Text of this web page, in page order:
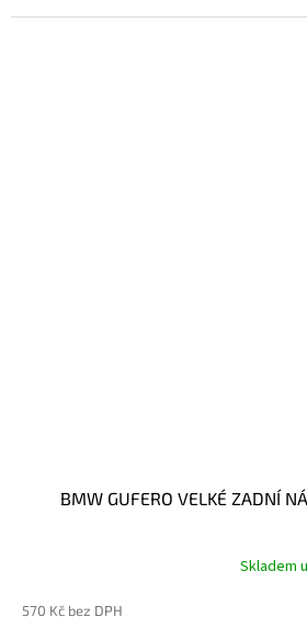
BMW GUFERO VELKÉ ZADNÍ
Skladem
570 Kč bez DPH